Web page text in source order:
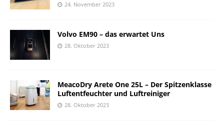
24. November 2023
Volvo EM90 – das erwartet Uns
28. Oktober 2023
MeacoDry Arete One 25L – Der Spitzenklasse
Luftentfeuchter und Luftreiniger
28. Oktober 2023